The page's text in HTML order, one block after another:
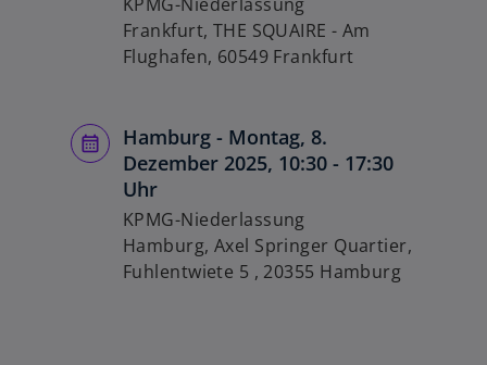
Frankfurt, THE SQUAIRE - Am
Flughafen, 60549 Frankfurt
Hamburg - Montag, 8.
Dezember 2025, 10:30 - 17:30
Uhr
KPMG-Niederlassung
Hamburg, Axel Springer Quartier,
Fuhlentwiete 5 , 20355 Hamburg